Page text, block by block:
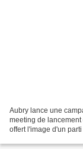
Aubry lance une
meeting de
offert l'image d'un